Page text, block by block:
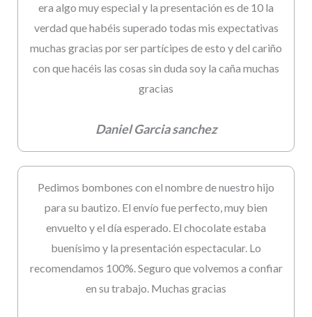
era algo muy especial y la presentación es de 10 la
verdad que habéis superado todas mis expectativas
muchas gracias por ser partícipes de esto y del cariño
con que hacéis las cosas sin duda soy la caña muchas
gracias
Daniel Garcia sanchez
Pedimos bombones con el nombre de nuestro hijo
para su bautizo. El envío fue perfecto, muy bien
envuelto y el día esperado. El chocolate estaba
buenísimo y la presentación espectacular. Lo
recomendamos 100%. Seguro que volvemos a confiar
en su trabajo. Muchas gracias